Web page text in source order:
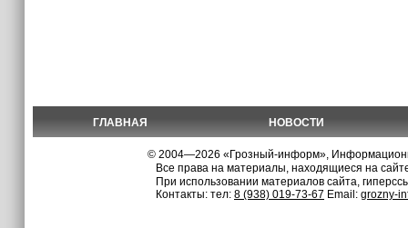
ГЛАВНАЯ НОВОСТИ
© 2004—2026 «Грозный-информ»,
Все права на материалы, находящиеся на
При использовании материалов сайта,
Контакты: тел: 8 (938) 019-73-67 Email: grozny-